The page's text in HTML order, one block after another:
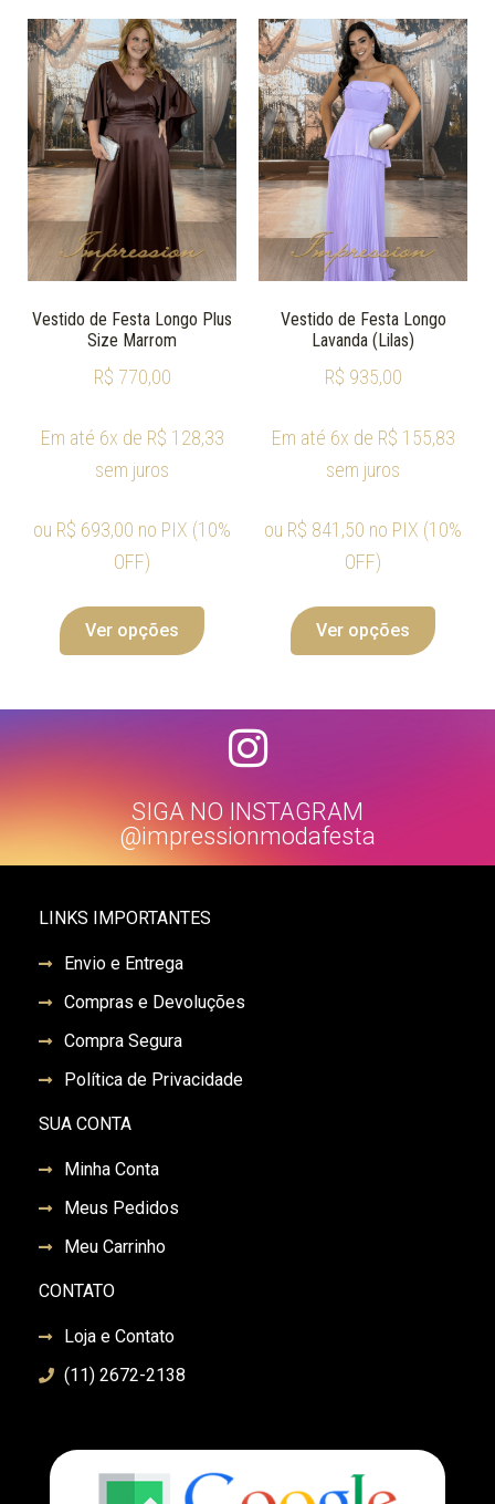
Vestido de Festa Longo Plus
Size Marrom
R$ 770,00
Em até 6x de R$ 128,33
sem juros
ou R$ 693,00 no PIX (10%
OFF)
Ver opções
Vestido de Festa Longo
Lavanda (Lilas)
R$ 935,00
Em até 6x de R$ 155,83
sem juros
ou R$ 841,50 no PIX (10%
OFF)
Ver opções
SIGA NO INSTAGRAM
@impressionmodafesta
LINKS IMPORTANTES
Envio e Entrega
Compras e Devoluções
Compra Segura
Política de Privacidade
SUA CONTA
Minha Conta
Meus Pedidos
Meu Carrinho
CONTATO
Loja e Contato
(11) 2672-2138